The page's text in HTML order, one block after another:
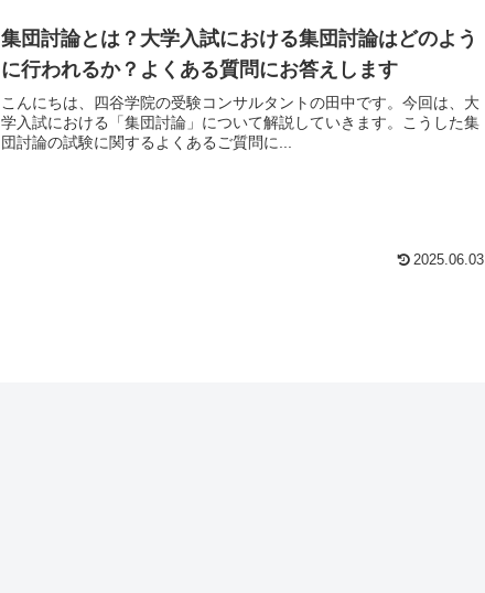
集団討論とは？大学入試における集団討論はどのよう
に行われるか？よくある質問にお答えします
こんにちは、四谷学院の受験コンサルタントの田中です。今回は、大
学入試における「集団討論」について解説していきます。こうした集
団討論の試験に関するよくあるご質問に...
2025.06.03